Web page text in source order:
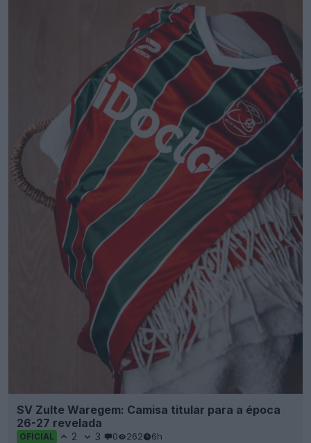
SV Zulte Waregem: Camisa titular para a época
26-27 revelada
OFICIAL 2 3 0 262 6h